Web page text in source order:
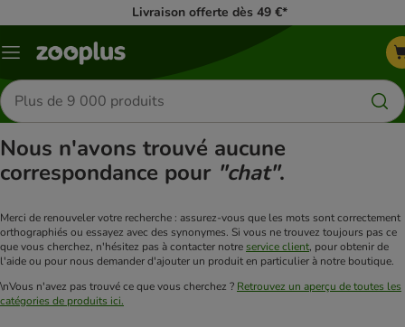
Livraison offerte dès 49 €*
Menu
Rechercher
des
produits
Nous n'avons trouvé aucune
correspondance pour "chat".
Merci de renouveler votre recherche : assurez-vous que les mots sont correctement
orthographiés ou essayez avec des synonymes. Si vous ne trouvez toujours pas ce
que vous cherchez, n'hésitez pas à contacter notreservice client, pour obtenir de
l'aide ou pour nous demander d'ajouter un produit en particulier à notre boutique.
\nVous n'avez pas trouvé ce que vous cherchez ? Retrouvez un aperçu de toutes les
catégories de produits ici.